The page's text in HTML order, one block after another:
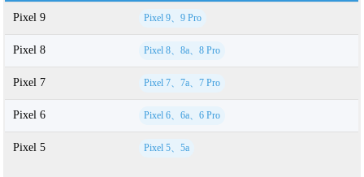
Pixel 9 Pixel 9、9 Pro
Pixel 8 Pixel 8、8a、8 Pro
Pixel 7 Pixel 7、7a、7 Pro
Pixel 6 Pixel 6、6a、6 Pro
Pixel 5 Pixel 5、5a